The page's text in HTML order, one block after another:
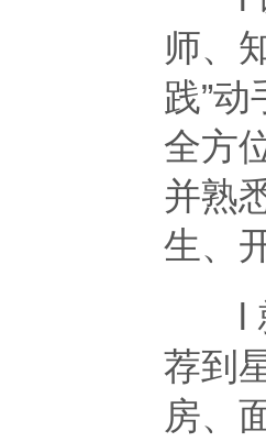
师、
践”
全方
并熟
生、
l 就
荐到
房、